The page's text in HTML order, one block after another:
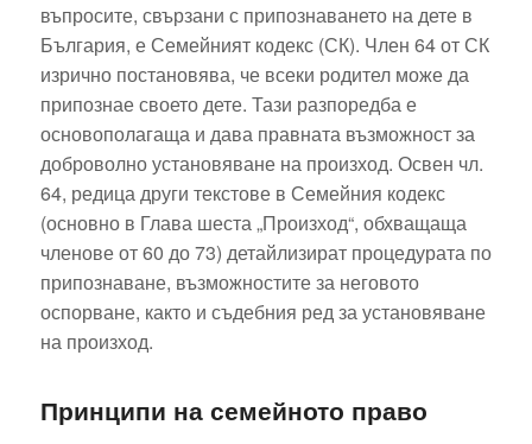
въпросите, свързани с припознаването на дете в
България, е Семейният кодекс (СК). Член 64 от СК
изрично постановява, че всеки родител може да
припознае своето дете. Тази разпоредба е
основополагаща и дава правната възможност за
доброволно установяване на произход. Освен чл.
64, редица други текстове в Семейния кодекс
(основно в Глава шеста „Произход“, обхващаща
членове от 60 до 73) детайлизират процедурата по
припознаване, възможностите за неговото
оспорване, както и съдебния ред за установяване
на произход.
Принципи на семейното право